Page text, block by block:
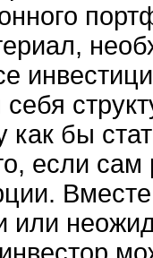
бы
если
или